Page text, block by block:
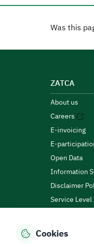
Was this
ZATCA
About us
Careers
E-invoicing
E-
Open Data
Information
Disclaimer
Service
Cookies